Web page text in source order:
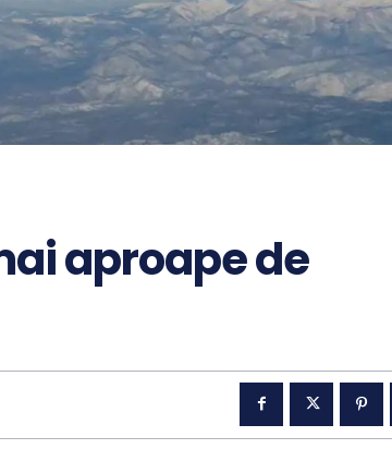
aproape de